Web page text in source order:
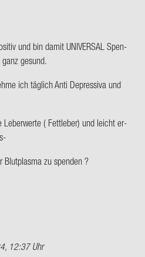
und bin damit UNI­VER­SAL Spen­
ge­sund.
ich täg­lich Anti De­pres­si­va und
Le­ber­wer­te ( Fett­le­ber) und leicht er­
Blut­plas­ma zu spen­den ?
12:37 Uhr